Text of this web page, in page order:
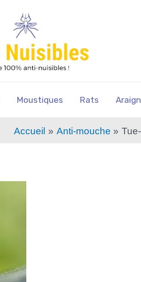
Moustiques Rats
Accueil Anti-mouche